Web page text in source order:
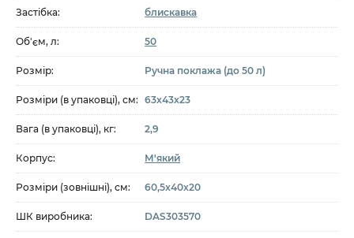
Застібка: блискавка
Об'єм, л: 50
Розмір: Ручна поклажа (до 50 л)
Розміри (в упаковці), см: 63x43x23
Вага (в упаковці), кг: 2,9
Корпус: М'який
Розміри (зовнішні), см: 60,5x40x20
ШК виробника: DAS303570